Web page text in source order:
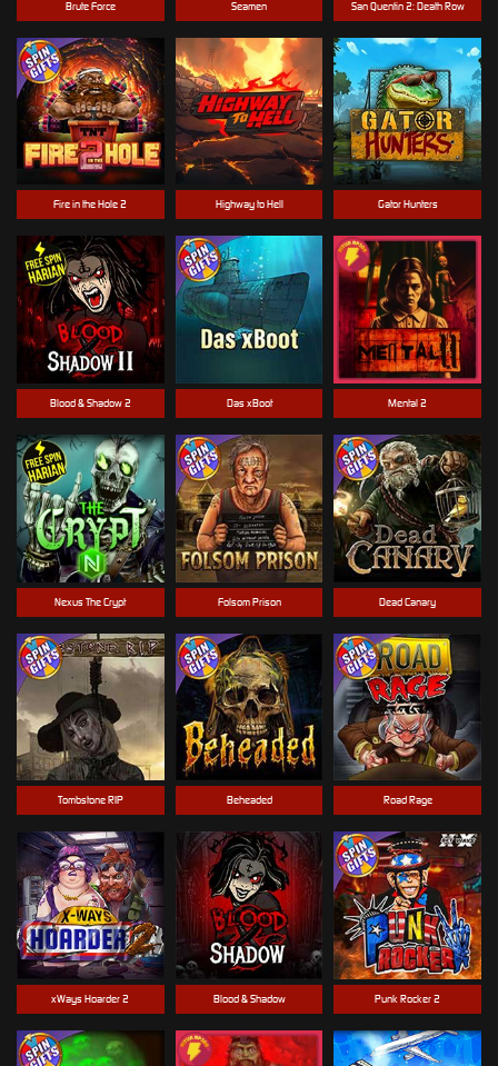
Seamen
Highway to Hell
Brute Force
Mental 2
San Quentin 2: Death Row
Blood & Shadow
Blood & Shadow 2
Punk Rocker 2
Beheaded
Nexus The Crypt
Gator Hunters
Tombstone RIP
Fire in the Hole 2
Folsom Prison
Das xBoot
Road Rage
xWays Hoarder 2
Dead Canary